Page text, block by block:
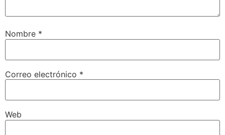
Nombre *
Correo electrónico *
Web